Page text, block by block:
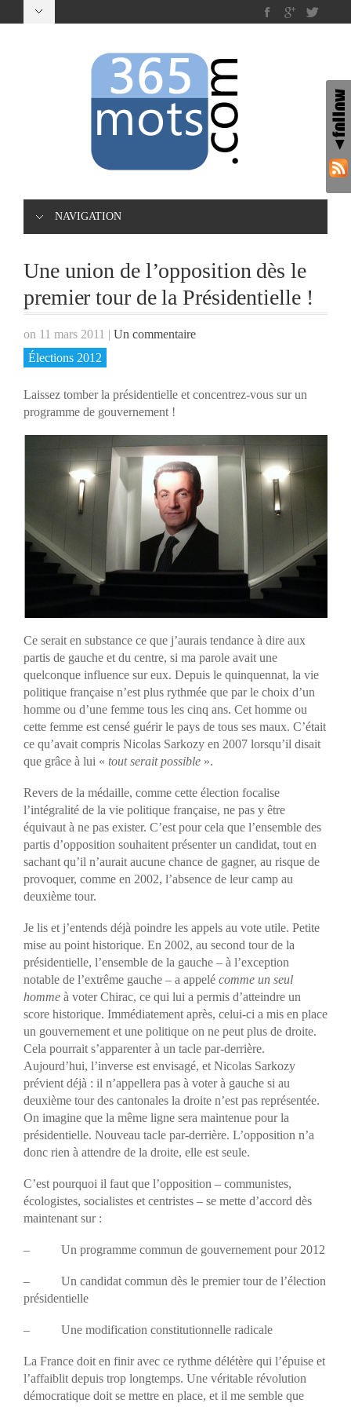
NAVIGATION
Une union de l’opposition dès le
premier tour de la Présidentielle !
on 11 mars 2011 | Un commentaire
Élections 2012
Laissez tomber la présidentielle et concentrez-vous sur un
programme de gouvernement !
Ce serait en substance ce que j’aurais tendance à dire aux
partis de gauche et du centre, si ma parole avait une
quelconque influence sur eux. Depuis le quinquennat, la vie
politique française n’est plus rythmée que par le choix d’un
homme ou d’une femme tous les cinq ans. Cet homme ou
cette femme est censé guérir le pays de tous ses maux. C’était
ce qu’avait compris Nicolas Sarkozy en 2007 lorsqu’il disait
que grâce à lui « tout serait possible ».
Revers de la médaille, comme cette élection focalise
l’intégralité de la vie politique française, ne pas y être
équivaut à ne pas exister. C’est pour cela que l’ensemble des
partis d’opposition souhaitent présenter un candidat, tout en
sachant qu’il n’aurait aucune chance de gagner, au risque de
provoquer, comme en 2002, l’absence de leur camp au
deuxième tour.
Je lis et j’entends déjà poindre les appels au vote utile. Petite
mise au point historique. En 2002, au second tour de la
présidentielle, l’ensemble de la gauche – à l’exception
notable de l’extrême gauche – a appelé comme un seul
homme à voter Chirac, ce qui lui a permis d’atteindre un
score historique. Immédiatement après, celui-ci a mis en place
un gouvernement et une politique on ne peut plus de droite.
Cela pourrait s’apparenter à un tacle par-derrière.
Aujourd’hui, l’inverse est envisagé, et Nicolas Sarkozy
prévient déjà : il n’appellera pas à voter à gauche si au
deuxième tour des cantonales la droite n’est pas représentée.
On imagine que la même ligne sera maintenue pour la
présidentielle. Nouveau tacle par-derrière. L’opposition n’a
donc rien à attendre de la droite, elle est seule.
C’est pourquoi il faut que l’opposition – communistes,
écologistes, socialistes et centristes – se mette d’accord dès
maintenant sur :
– Un programme commun de gouvernement pour 2012
– Un candidat commun dès le premier tour de l’élection
présidentielle
– Une modification constitutionnelle radicale
La France doit en finir avec ce rythme délétère qui l’épuise et
l’affaiblit depuis trop longtemps. Une véritable révolution
démocratique doit se mettre en place, et il me semble que